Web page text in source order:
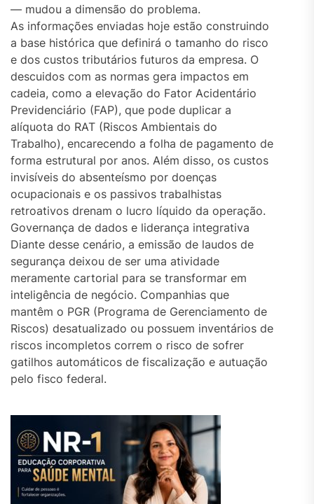
— mudou a dimensão do problema.
As informações enviadas hoje estão construindo
a base histórica que definirá o tamanho do risco
e dos custos tributários futuros da empresa. O
descuidos com as normas gera impactos em
cadeia, como a elevação do Fator Acidentário
Previdenciário (FAP), que pode duplicar a
alíquota do RAT (Riscos Ambientais do
Trabalho), encarecendo a folha de pagamento de
forma estrutural por anos. Além disso, os custos
invisíveis do absenteísmo por doenças
ocupacionais e os passivos trabalhistas
retroativos drenam o lucro líquido da operação.
Governança de dados e liderança integrativa
Diante desse cenário, a emissão de laudos de
segurança deixou de ser uma atividade
meramente cartorial para se transformar em
inteligência de negócio. Companhias que
mantêm o PGR (Programa de Gerenciamento de
Riscos) desatualizado ou possuem inventários de
riscos incompletos correm o risco de sofrer
gatilhos automáticos de fiscalização e autuação
pelo fisco federal.